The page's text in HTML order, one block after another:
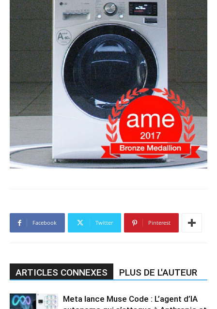
Facebook Twitter Pinterest
ARTICLES CONNEXES PLUS DE L'AUTEUR
Meta lance Muse Code : L’agent d’IA